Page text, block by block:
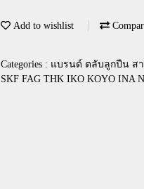
Add to wishlist
Categories : แบรนด์ ตลับลูกปืน สา
SKF FAG THK IKO KOYO INA